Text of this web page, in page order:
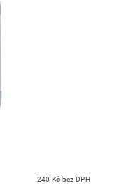
240 Kč bez DPH